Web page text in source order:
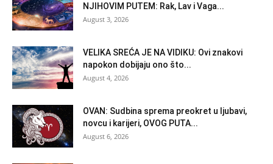
NJIHOVIM PUTEM: Rak, Lav i Vaga...
August 3, 2026
VELIKA SREĆA JE NA VIDIKU: Ovi znakovi
napokon dobijaju ono što...
August 4, 2026
OVAN: Sudbina sprema preokret u ljubavi,
novcu i karijeri, OVOG PUTA...
August 6, 2026